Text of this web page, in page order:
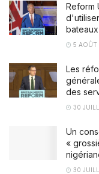
Reform
5 AOÛT
Les
des
30
Un
«
30